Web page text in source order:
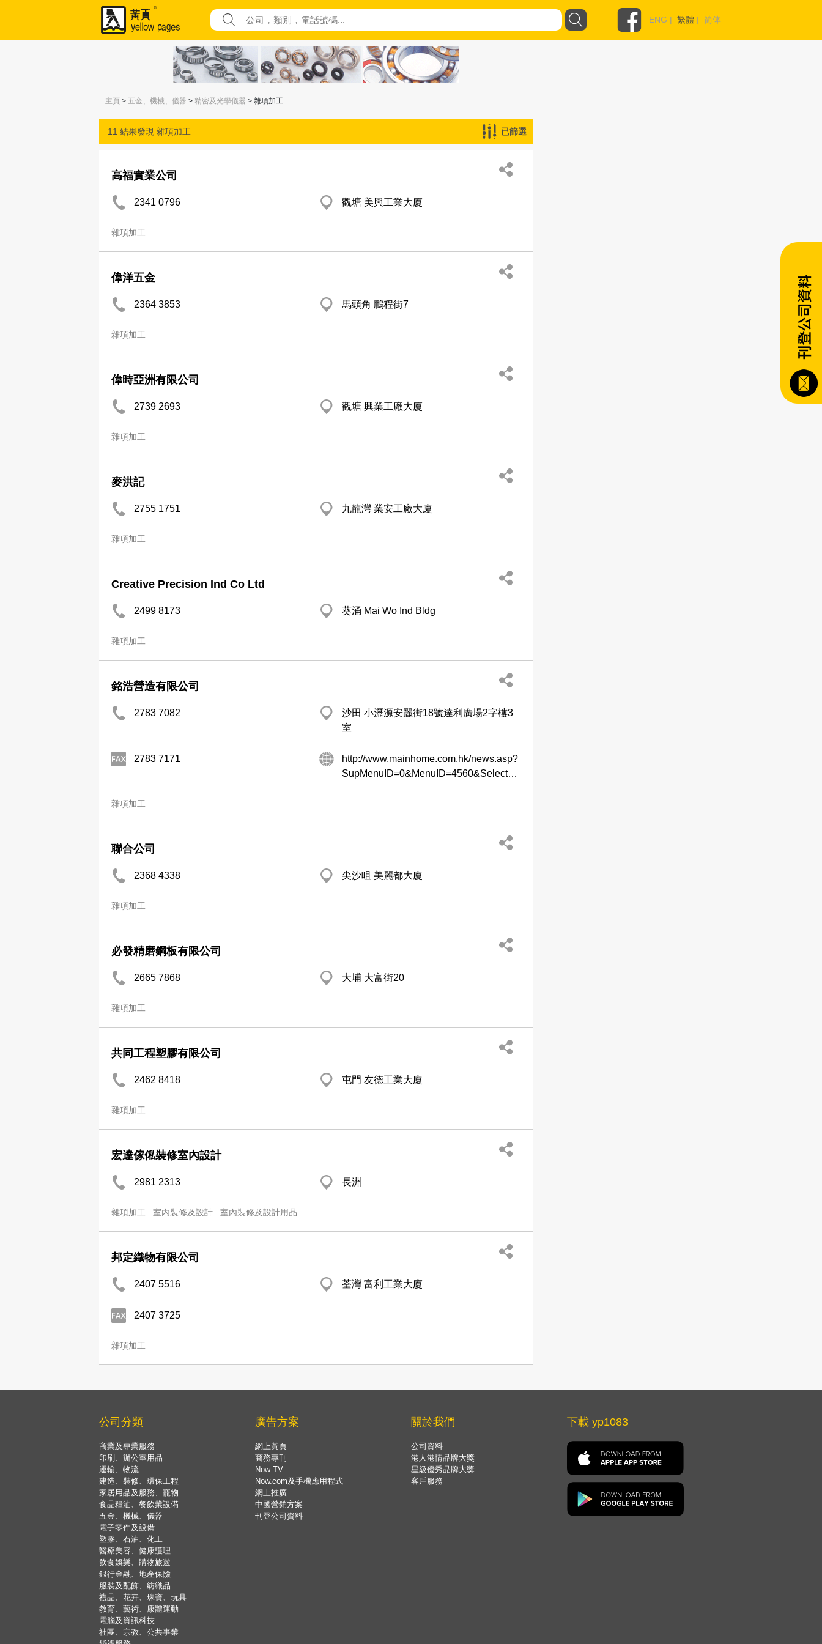
ENG | 繁體 | 简体
主頁 > 五金、機械、儀器 > 精密及光學儀器 > 雜項加工
11 結果發現 雜項加工 已篩選
高福實業公司
2341 0796 觀塘 美興工業大廈
雜項加工
偉洋五金
2364 3853 馬頭角 鵬程街7
雜項加工
偉時亞洲有限公司
2739 2693 觀塘 興業工廠大廈
雜項加工
麥洪記
2755 1751 九龍灣 業安工廠大廈
雜項加工
Creative Precision Ind Co Ltd
2499 8173 葵涌 Mai Wo Ind Bldg
雜項加工
銘浩營造有限公司
2783 7082
沙田 小瀝源安麗街18號達利廣場2字樓3
室
2783 7171
http://www.mainhome.com.hk/news.asp?
SupMenuID=0&MenuID=4560&SelectedID=1&Langid=315
雜項加工
聯合公司
2368 4338 尖沙咀 美麗都大廈
雜項加工
必發精磨鋼板有限公司
2665 7868 大埔 大富街20
雜項加工
共同工程塑膠有限公司
2462 8418 屯門 友德工業大廈
雜項加工
宏達傢俬裝修室內設計
2981 2313 長洲
雜項加工 室內裝修及設計 室內裝修及設計用品
邦定織物有限公司
2407 5516 荃灣 富利工業大廈
2407 3725
雜項加工
公司分類
商業及專業服務
印刷、辦公室用品
運輸、物流
建造、裝修、環保工程
家居用品及服務、寵物
食品糧油、餐飲業設備
五金、機械、儀器
電子零件及設備
塑膠、石油、化工
醫療美容、健康護理
飲食娛樂、購物旅遊
銀行金融、地產保險
服裝及配飾、紡織品
禮品、花卉、珠寶、玩具
教育、藝術、康體運動
電腦及資訊科技
社團、宗教、公共事業
廣告方案
網上黃頁
商務專刊
Now TV
Now.com及手機應用程式
網上推廣
中國營銷方案
刊登公司資料
關於我們
公司資料
港人港情品牌大獎
星級優秀品牌大獎
客戶服務
下載 yp1083